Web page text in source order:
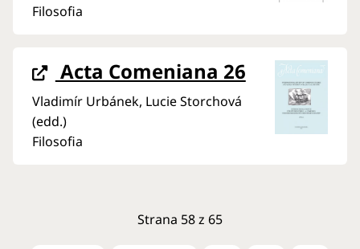
Filosofia
Acta Comeniana 26
Vladimír Urbánek, Lucie Storchová
(edd.)
Filosofia
Strana 58 z 65